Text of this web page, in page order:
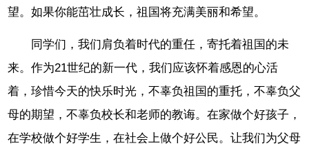
望。如果你能茁壮成长，祖国将充满美丽和希望。
同学们，我们肩负着时代的重任，寄托着祖国的未
来。作为21世纪的新一代，我们应该怀着感恩的心活
着，珍惜今天的快乐时光，不辜负祖国的重托，不辜负父
母的期望，不辜负校长和老师的教诲。在家做个好孩子，
在学校做个好学生，在社会上做个好公民。让我们为父母